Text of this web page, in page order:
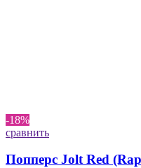
-18%
сравнить
Попперс Jolt Red